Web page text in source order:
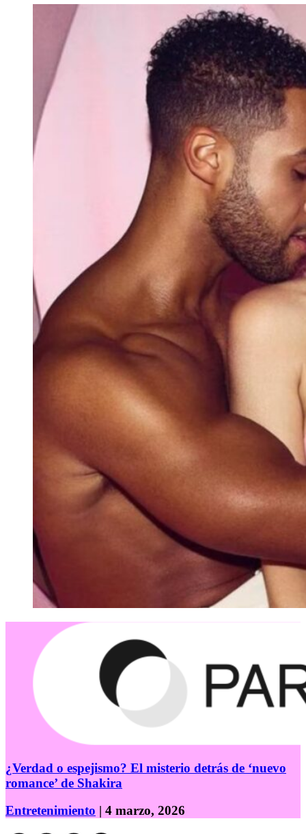
¿Verdad o espejismo? El misterio detrás de ‘nuevo
romance’ de Shakira
Entretenimiento | 4 marzo, 2026